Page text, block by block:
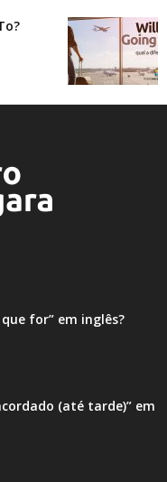
for” em inglês?
(até tarde)” em